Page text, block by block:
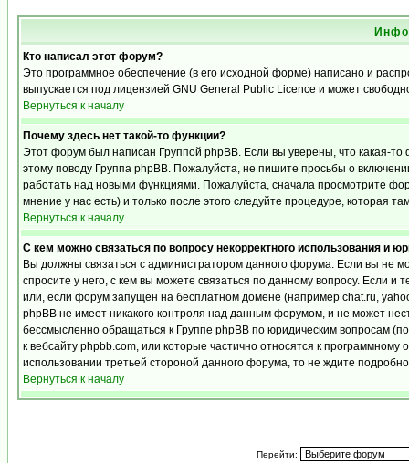
Кто написал этот форум?
Это программное обеспечение (в его исходной форме) написано и
выпускается под лицензией GNU General Public Licence и может
Вернуться к началу
Почему здесь нет такой-то функции?
Этот форум был написан Группой phpBB. Если вы уверены, что какая-
этому поводу Группа phpBB. Пожалуйста, не пишите просьбы о
работать над новыми функциями. Пожалуйста, сначала просмотрите
мнение у нас есть) и только после этого следуйте процедуре, которая
Вернуться к началу
С кем можно связаться по вопросу некорректного использования и
Вы должны связаться с администратором данного форума. Если вы не
спросите у него, с кем вы можете связаться по данному вопросу. Если
или, если форум запущен на бесплатном домене (например chat.ru,
phpBB не имеет никакого контроля над данным форумом, и не может
бессмысленно обращаться к Группе phpBB по юридическим вопросам
к вебсайту phpbb.com, или которые частично относятся к
использовании третьей стороной данного форума, то не ждите
Вернуться к началу
Перейти: